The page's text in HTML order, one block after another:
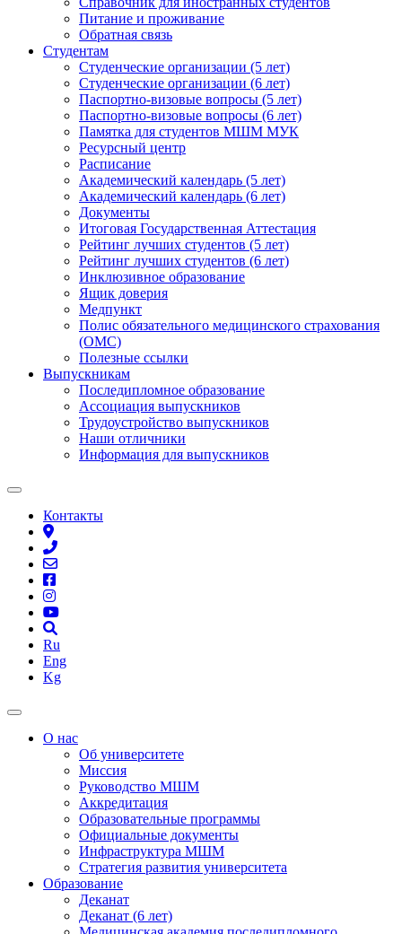
Питание и проживание
Обратная связь
Студентам
Студенческие организации (5 лет)
Студенческие организации (6 лет)
Паспортно-визовые вопросы (5 лет)
Паспортно-визовые вопросы (6 лет)
Памятка для студентов МШМ МУК
Ресурсный центр
Расписание
Академический календарь (5 лет)
Академический календарь (6 лет)
Документы
Итоговая Государственная Аттестация
Рейтинг лучших студентов (5 лет)
Рейтинг лучших студентов (6 лет)
Инклюзивное образование
Ящик доверия
Медпункт
Полис обязательного медицинского страхования
(ОМС)
Полезные ссылки
Выпускникам
Последипломное образование
Ассоциация выпускников
Трудоустройство выпускников
Наши отличники
Информация для выпускников
Контакты
Ru
Eng
Kg
О нас
Об университете
Миссия
Руководство МШМ
Аккредитация
Образовательные программы
Официальные документы
Инфраструктура МШМ
Стратегия развития университета
Образование
Деканат
Деканат (6 лет)